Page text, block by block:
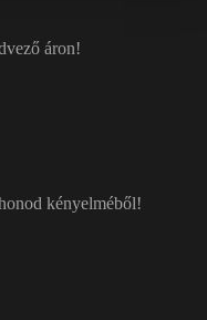
áron!
kényelméből!